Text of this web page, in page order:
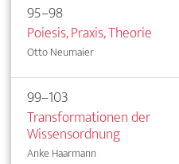
95–98
Poiesis, Praxis, Theorie
Otto Neumaier
99–103
Transformationen der
Wissensordnung
Anke Haarmann